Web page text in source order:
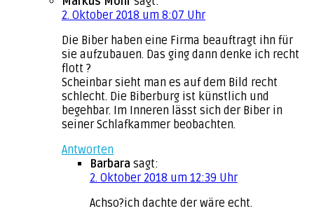
2. Oktober 2018 um 8:07 Uhr
Die Biber haben eine Firma beauftragt ihn für
sie aufzubauen. Das ging dann denke ich recht
flott ?
Scheinbar sieht man es auf dem Bild recht
schlecht. Die Biberburg ist künstlich und
begehbar. Im Inneren lässt sich der Biber in
seiner Schlafkammer beobachten.
Antworten
Barbara sagt:
2. Oktober 2018 um 12:39 Uhr
Achso?ich dachte der wäre echt.